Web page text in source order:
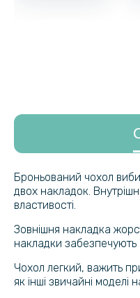
Броньований чохол
двох накладок.
властивості.
Зовнішня накладка
накладки забезпечують
Чохол легкий, важить
як інші звичайні моделі